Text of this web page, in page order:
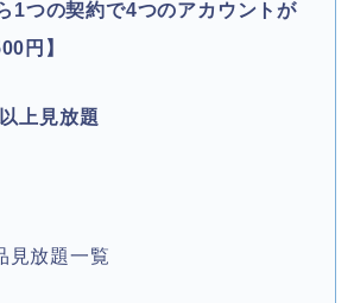
つの契約で4つのアカウントが
円】
上見放題
見放題一覧